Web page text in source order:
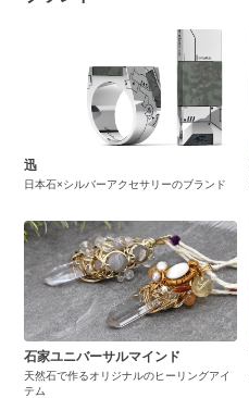
迅
日本石×シルバーアクセサリーのブランド
石家ユニバーサルマインド
天然石で作るオリジナルのヒーリングアイ
テム